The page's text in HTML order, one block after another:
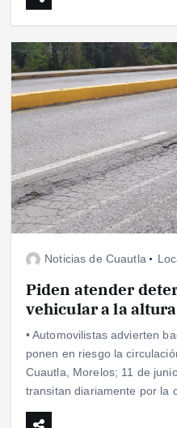
Noticias de Cuautla
Piden atender
vehicular a la
• Automovilistas advierten
ponen en riesgo la
Cuautla, Morelos; 11 de
transitan diariamente por la